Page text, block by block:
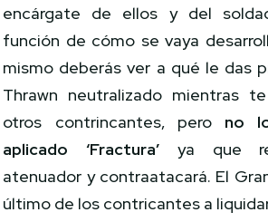
encárgate de ellos y del
función de cómo se vaya
mismo deberás ver a qué le das
Thrawn neutralizado mientras
otros contrincantes, pero no
aplicado ‘Fractura’ ya que
atenuador y contraatacará. El
último de los contricantes a